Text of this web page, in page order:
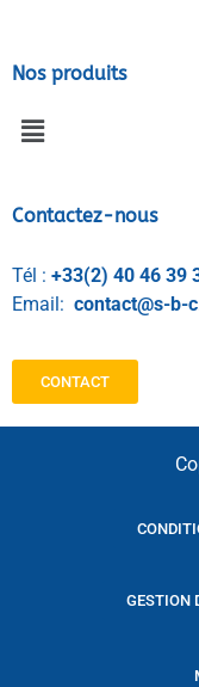
Nos produits
Contactez-nous
Tél : +33(2) 40 46 39
Email: contact@s-b-
CONTACT
GESTION